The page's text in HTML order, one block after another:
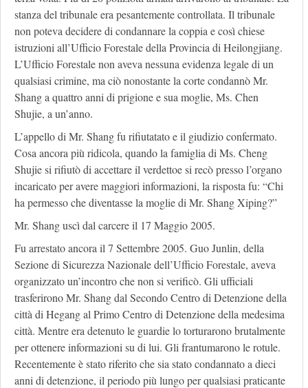
stanza del tribunale era pesantemente controllata. Il tribunale
non poteva decidere di condannare la coppia e così chiese
istruzioni all’Ufficio Forestale della Provincia di Heilongjiang.
L’Ufficio Forestale non aveva nessuna evidenza legale di un
qualsiasi crimine, ma ciò nonostante la corte condannò Mr.
Shang a quattro anni di prigione e sua moglie, Ms. Chen
Shujie, a un’anno.
L’appello di Mr. Shang fu rifiutatato e il giudizio confermato.
Cosa ancora più ridicola, quando la famiglia di Ms. Cheng
Shujie si rifiutò di accettare il verdettoe si recò presso l’organo
incaricato per avere maggiori informazioni, la risposta fu: “Chi
ha permesso che diventasse la moglie di Mr. Shang Xiping?”
Mr. Shang uscì dal carcere il 17 Maggio 2005.
Fu arrestato ancora il 7 Settembre 2005. Guo Junlin, della
Sezione di Sicurezza Nazionale dell’Ufficio Forestale, aveva
organizzato un’incontro che non si verificò. Gli ufficiali
trasferirono Mr. Shang dal Secondo Centro di Detenzione della
città di Hegang al Primo Centro di Detenzione della medesima
città. Mentre era detenuto le guardie lo torturarono brutalmente
per ottenere informazioni su di lui. Gli frantumarono le rotule.
Recentemente è stato riferito che sia stato condannato a dieci
anni di detenzione, il periodo più lungo per qualsiasi praticante